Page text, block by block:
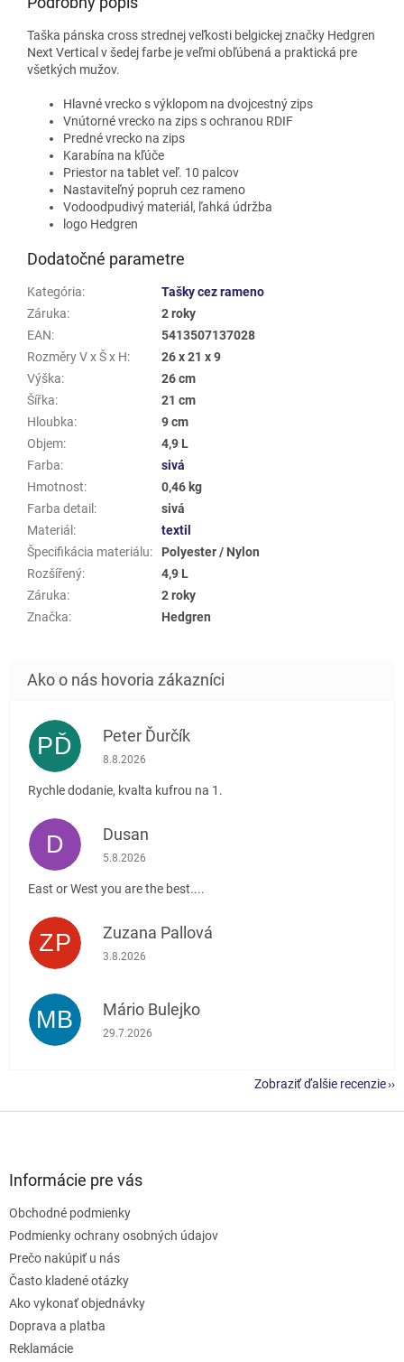
Taška pánska cross strednej veľkosti belgickej značky Hedgren
Next Vertical v šedej farbe je veľmi obľúbená a praktická pre
všetkých mužov.
Hlavné vrecko s výklopom na dvojcestný zips
Vnútorné vrecko na zips s ochranou RDIF
Predné vrecko na zips
Karabína na kľúče
Priestor na tablet veľ. 10 palcov
Nastaviteľný popruh cez rameno
Vodoodpudivý materiál, ľahká údržba
logo Hedgren
Dodatočné parametre
Kategória:
Tašky cez rameno
Záruka:
2 roky
EAN:
5413507137028
Rozměry V x Š x H:
26 x 21 x 9
Výška:
26 cm
Šířka:
21 cm
Hloubka:
9 cm
Objem:
4,9 L
Farba:
sivá
Hmotnost:
0,46 kg
Farba detail :
sivá
Materiál :
textil
Špecifikácia materiálu:
Polyester / Nylon
Rozšířený:
4,9 L
Záruka:
2 roky
Značka: Hedgren
PĎ Peter Ďurčík
Hodnotenie obchodu je 5 z 5 hviezdičiek.
8.8.2026
Rychle dodanie, kvalta kufrou na 1.
D Dusan
Hodnotenie obchodu je 5 z 5 hviezdičiek.
5.8.2026
East or West you are the best....
ZP Zuzana Pallová
Hodnotenie obchodu je 5 z 5 hviezdičiek.
3.8.2026
MB Mário Bulejko
Hodnotenie obchodu je 5 z 5 hviezdičiek.
29.7.2026
Zobraziť ďalšie recenzie
Informácie pre vás
Obchodné podmienky
Podmienky ochrany osobných údajov
Prečo nakúpiť u nás
Často kladené otázky
Ako vykonať objednávky
Doprava a platba
Reklamácie